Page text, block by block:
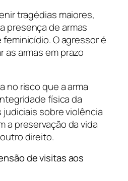
tragédias maiores,
presença de armas
O agressor é
as armas em prazo
no risco que a arma
física da
sobre violência
a preservação da vida
direito.
de visitas aos